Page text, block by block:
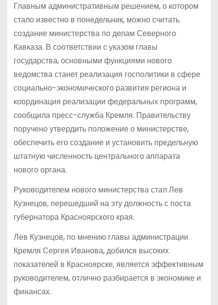
Главным административным решением, о котором
стало известно в понедельник, можно считать
создание министерства по делам Северного
Кавказа. В соответствии с указом главы
государства, основными функциями нового
ведомства станет реализация госполитики в сфере
социально-экономического развития региона и
координация реализации федеральных программ,
сообщила пресс-служба Кремля. Правительству
поручено утвердить положение о министерстве,
обеспечить его создание и установить предельную
штатную численность центрального аппарата
нового органа.
Руководителем нового министерства стал Лев
Кузнецов, перешедший на эту должность с поста
губернатора Красноярского края.
Лев Кузнецов, по мнению главы администрации
Кремля Сергея Иванова, добился высоких
показателей в Красноярске, является эффективным
руководителем, отлично разбирается в экономике и
финансах.